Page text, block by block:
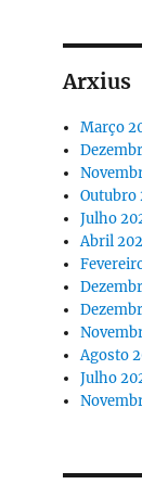
Arxius
Março
Outubro
Julho
Abril
Agosto
Julho